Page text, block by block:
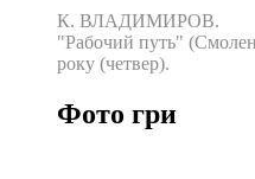
К. ВЛАДИМИРОВ.
"Рабочий путь"
року (четвер).
Фото гри